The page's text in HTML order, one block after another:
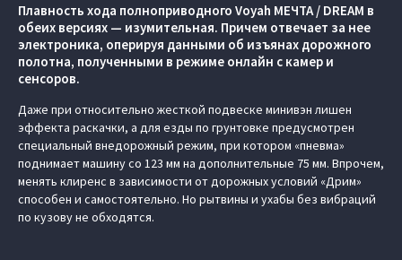
Плавность хода полноприводного Voyah МЕЧТА / DREAM в
обеих версиях — изумительная. Причем отвечает за нее
электроника, оперируя данными об изъянах дорожного
полотна, полученными в режиме онлайн с камер и
сенсоров.
Даже при относительно жесткой подвеске минивэн лишен
эффекта раскачки, а для езды по грунтовке предусмотрен
специальный внедорожный режим, при котором «пневма»
поднимает машину со 123 мм на дополнительные 75 мм. Впрочем,
менять клиренс в зависимости от дорожных условий «Дрим»
способен и самостоятельно. Но рытвины и ухабы без вибраций
по кузову не обходятся.